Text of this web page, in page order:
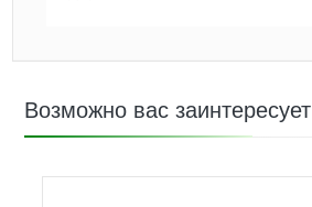
Возможно вас заинтересует